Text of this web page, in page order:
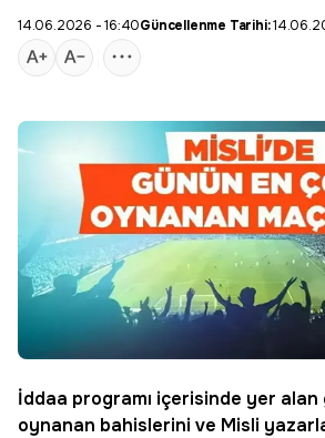
14.06.2026 - 16:40Güncellenme Tarihi:
İddaa programı içerisinde yer alan
oynanan bahislerini ve Misli